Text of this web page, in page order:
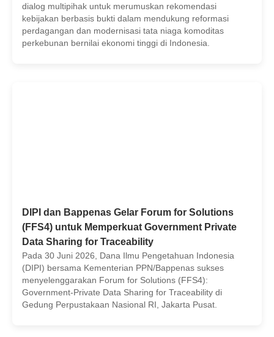
dialog multipihak untuk merumuskan rekomendasi
kebijakan berbasis bukti dalam mendukung reformasi
perdagangan dan modernisasi tata niaga komoditas
perkebunan bernilai ekonomi tinggi di Indonesia.
DIPI dan Bappenas Gelar Forum for Solutions
(FFS4) untuk Memperkuat Government Private
Data Sharing for Traceability
Pada 30 Juni 2026, Dana Ilmu Pengetahuan Indonesia
(DIPI) bersama Kementerian PPN/Bappenas sukses
menyelenggarakan Forum for Solutions (FFS4):
Government-Private Data Sharing for Traceability di
Gedung Perpustakaan Nasional RI, Jakarta Pusat.